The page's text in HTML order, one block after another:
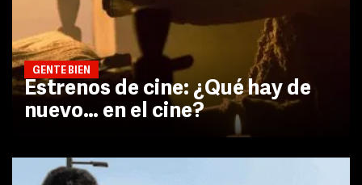
GENTE BIEN
Estrenos de cine: ¿Qué hay de
nuevo… en el cine?